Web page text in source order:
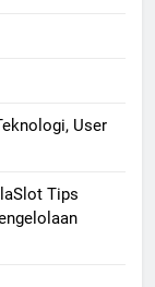
User
Tips